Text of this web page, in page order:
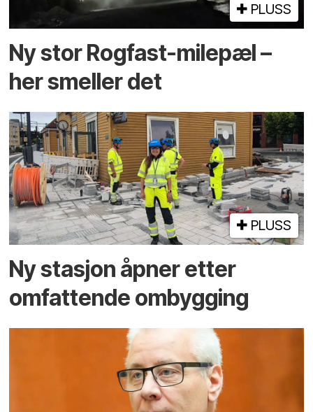
PLUSS
Ny stor Rogfast-milepæl –
her smeller det
PLUSS
Ny stasjon åpner etter
omfattende ombygging